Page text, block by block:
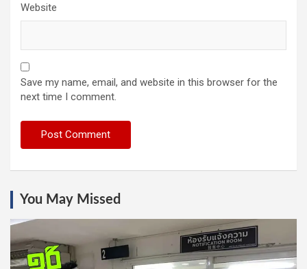
Website
Save my name, email, and website in this browser for the
next time I comment.
You May Missed